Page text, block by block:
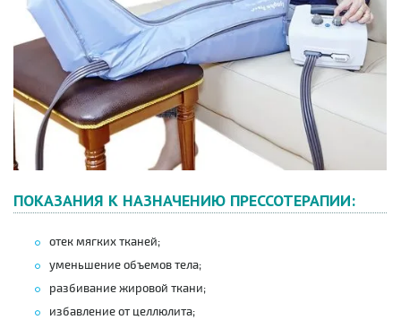
ПОКАЗАНИЯ К НАЗНАЧЕНИЮ ПРЕССОТЕРАПИИ:
отек мягких тканей;
уменьшение объемов тела;
разбивание жировой ткани;
избавление от целлюлита;